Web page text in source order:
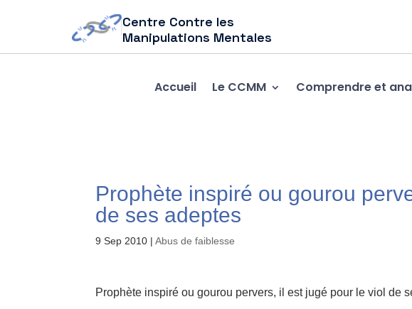
Centre Contre les
Manipulations Mentales
Accueil Le CCMM Comprendre et
Prophète inspiré ou gourou
de ses adeptes
9 Sep 2010 |Abus de faiblesse
Prophète inspiré ou gourou pervers, il est jugé pour le viol de